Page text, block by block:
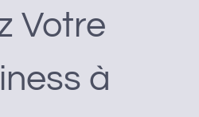
Votre
à